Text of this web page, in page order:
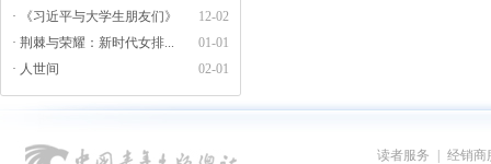
12-02
· 《习近平与大学生朋友们》
01-01
· 荆棘与荣耀：新时代女排...
02-01
· 人世间
读者服务
经销商